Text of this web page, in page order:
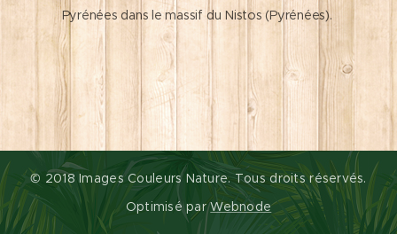
Pyrénées dans le massif du Nistos (Pyrénées).
© 2018 Images Couleurs Nature. Tous droits réservés.
Optimisé parWebnode